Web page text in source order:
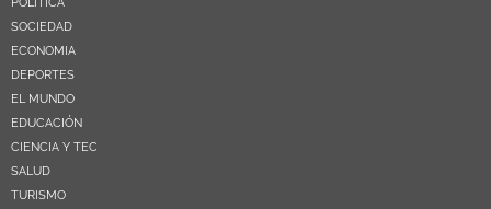
POLÍTICA
SOCIEDAD
ECONOMIA
DEPORTES
EL MUNDO
EDUCACIÓN
CIENCIA Y TEC
SALUD
TURISMO